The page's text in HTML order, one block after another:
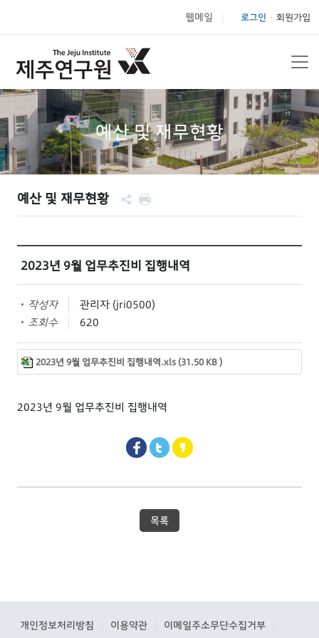
웹메일 로그인 회원가입
예산 및 재무현황
예산 및 재무현황
2023년 9월 업무추진비 집행내역
작성자
관리자 (jri0500)
조회수
620
2023년 9월 업무추진비 집행내역.xls (31.50 KB )
2023년 9월 업무추진비 집행내역
목록
개인정보처리방침 이용약관 이메일주소무단수집거부